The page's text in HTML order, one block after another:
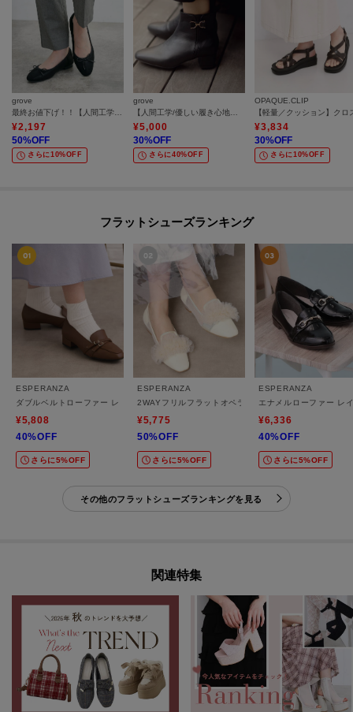
grove
最終お値下げ！！【人間工学】つつまれフィットバレエシューズ （抗菌防臭加工裏地使用）
¥2,197
50%OFF
さらに10%OFF
grove
【人間工学/優しい履き心地】メタルビットショートブーツ
¥5,000
30%OFF
さらに40%OFF
OPAQUE.CLIP
¥3,834
30%OFF
さらに10%OFF
フラットシューズランキング
ESPERANZA
ダブルベルトローファー レイン対応
¥5,808
40%OFF
さらに5%OFF
ESPERANZA
2WAYフリルフラットオペラシューズ
¥5,775
50%OFF
さらに5%OFF
ESPERANZA
エナメルローファー レ
¥6,336
40%OFF
さらに5%OFF
その他のフラットシューズランキングを見る
関連特集